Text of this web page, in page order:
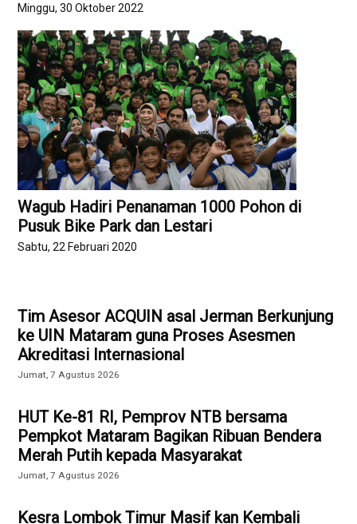
Minggu, 30 Oktober 2022
Wagub Hadiri Penanaman 1000 Pohon di
Pusuk Bike Park dan Lestari
Sabtu, 22 Februari 2020
Tim Asesor ACQUIN asal Jerman Berkunjung
ke UIN Mataram guna Proses Asesmen
Akreditasi Internasional
Jumat, 7 Agustus 2026
HUT Ke-81 RI, Pemprov NTB bersama
Pempkot Mataram Bagikan Ribuan Bendera
Merah Putih kepada Masyarakat
Jumat, 7 Agustus 2026
Kesra Lombok Timur Masif kan Kembali